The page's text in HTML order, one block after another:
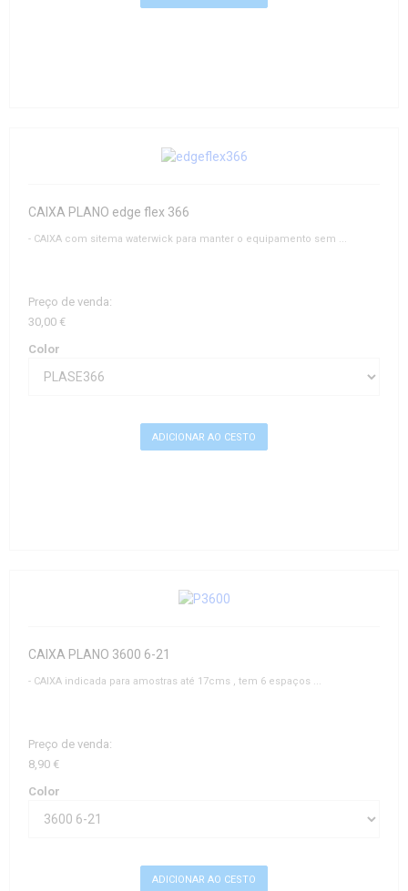
CAIXA PLANO edge flex 366
- CAIXA com sitema waterwick para manter o equipamento sem ...
Preço de venda:
30,00 €
Color
CAIXA PLANO 3600 6-21
- CAIXA indicada para amostras até 17cms , tem 6 espaços ...
Preço de venda:
8,90 €
Color